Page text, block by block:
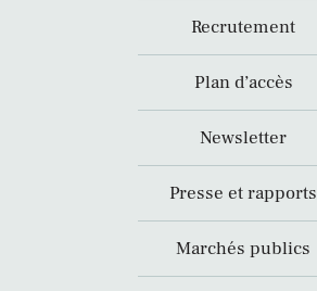
Recrutement
Plan d’accès
Newsletter
Presse et rapports
Marchés publics